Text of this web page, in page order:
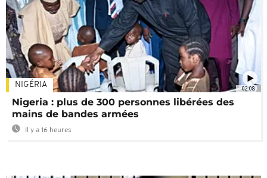
02:08
NIGÉRIA
Nigeria : plus de 300 personnes libérées des
mains de bandes armées
Il y a 16 heures